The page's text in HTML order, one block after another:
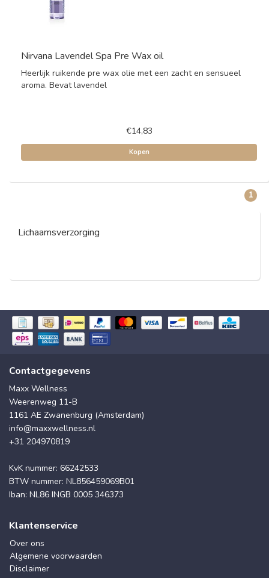
Nirvana Lavendel Spa Pre Wax oil
Heerlijk ruikende pre wax olie met een zacht en sensueel
aroma. Bevat lavendel
€14,83
Kopen
1
Lichaamsverzorging
Contactgegevens
Maxx Wellness
Weerenweg 11-B
1161 AE Zwanenburg (Amsterdam)
info@maxxwellness.nl
+31 204970819
KvK nummer: 66242533
BTW nummer: NL856459069B01
Iban: NL86 INGB 0005 346373
Klantenservice
Over ons
Algemene voorwaarden
Disclaimer